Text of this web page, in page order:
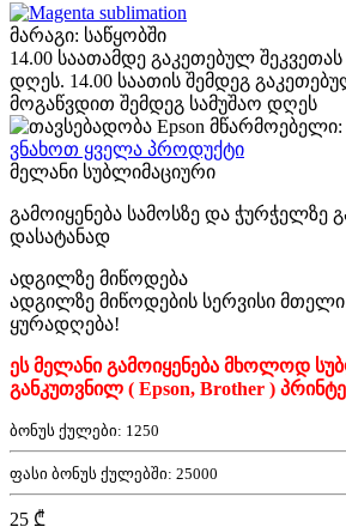
მარაგი: საწყობში
14.00 საათამდე გაკეთებულ
დღეს. 14.00 საათის შემდეგ
მოგაწვდით შემდეგ სამუშაო დღეს
მწარმოებელი:
ვნახოთ ყველა პროდუქტი
მელანი სუბლიმაციური
გამოიყენება სამოსზე და ჭურჭელზე
დასატანად
ადგილზე მიწოდება
ადგილზე მიწოდების სერვისი მთელი
ყურადღება!
ეს მელანი გამოიყენება მხოლოდ
განკუთვნილ ( Epson, Brother )
ბონუს ქულები: 1250
ფასი ბონუს ქულებში: 25000
25 ₾